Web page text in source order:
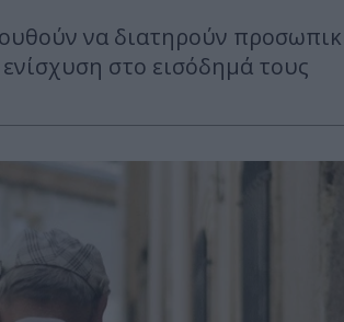
να διατηρούν
στο εισόδημά τους